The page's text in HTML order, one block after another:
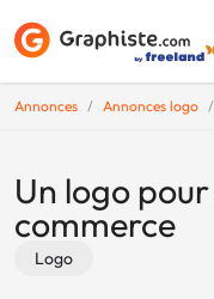
Annonces Annonces logo
Un logo
commerce
Logo